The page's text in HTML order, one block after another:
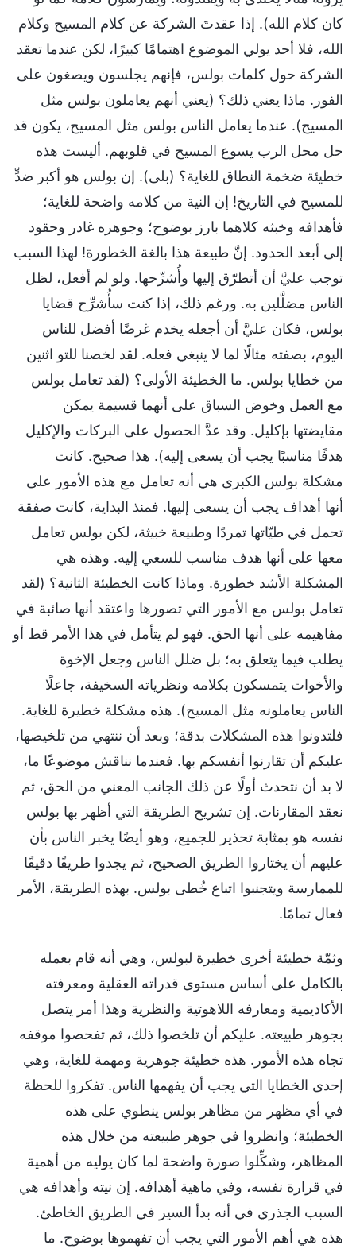
كان كلام الله). إذا عقدتَ الشركة عن كلام المسيح وكلام
الله، فلا أحد يولي الموضوع اهتمامًا كبيرًا، لكن عندما تعقد
الشركة حول كلمات بولس، فإنهم يجلسون ويصغون على
الفور. ماذا يعني ذلك؟ (يعني أنهم يعاملون بولس مثل
المسيح). عندما يعامل الناس بولس مثل المسيح، يكون قد
حل محل الرب يسوع المسيح في قلوبهم. أليست هذه
خطيئة ضخمة النطاق للغاية؟ (بلى). إن بولس هو أكبر ضدٍّ
للمسيح في التاريخ! إن النية من كلامه واضحة للغاية؛
فأهدافه وخبثه كلاهما بارز بوضوح؛ وجوهره غادر وحقود
إلى أبعد الحدود. إنَّ طبيعة هذا بالغة الخطورة! لهذا السبب
توجب عليَّ أن أتطرّق إليها وأُشرِّحها. ولو لم أفعل، لظل
الناس مضلَّلين به. ورغم ذلك، إذا كنت سأُشرِّح قضايا
بولس، فكان عليَّ أن أجعله يخدم غرضًا أفضل للناس
اليوم، بصفته مثالًا لما لا ينبغي فعله. لقد لخصنا للتو اثنين
من خطايا بولس. ما الخطيئة الأولى؟ (لقد تعامل بولس
مع العمل وخوض السباق على أنهما قسيمة يمكن
مقايضتها بإكليل. وقد عدَّ الحصول على البركات والإكليل
هدفًا مناسبًا يجب أن يسعى إليه). هذا صحيح. كانت
مشكلة بولس الكبرى هي أنه تعامل مع هذه الأمور على
أنها أهداف يجب أن يسعى إليها. فمنذ البداية، كانت صفقة
تحمل في طيّاتها تمردًا وطبيعة خبيثة، لكن بولس تعامل
معها على أنها هدف مناسب للسعي إليه. وهذه هي
المشكلة الأشد خطورة. وماذا كانت الخطيئة الثانية؟ (لقد
تعامل بولس مع الأمور التي تصورها واعتقد أنها صائبة في
مفاهيمه على أنها الحق. فهو لم يتأمل في هذا الأمر قط أو
يطلب فيما يتعلق به؛ بل ضلل الناس وجعل الإخوة
والأخوات يتمسكون بكلامه ونظرياته السخيفة، جاعلًا
الناس يعاملونه مثل المسيح). هذه مشكلة خطيرة للغاية.
فلتدونوا هذه المشكلات بدقة؛ وبعد أن ننتهي من تلخيصها،
عليكم أن تقارنوا أنفسكم بها. فعندما نناقش موضوعًا ما،
لا بد أن نتحدث أولًا عن ذلك الجانب المعني من الحق، ثم
نعقد المقارنات. إن تشريح الطريقة التي أظهر بها بولس
نفسه هو بمثابة تحذير للجميع، وهو أيضًا يخبر الناس بأن
عليهم أن يختاروا الطريق الصحيح، ثم يجدوا طريقًا دقيقًا
للممارسة ويتجنبوا اتباع خُطى بولس. بهذه الطريقة، الأمر
فعال تمامًا.
وثمّة خطيئة أخرى خطيرة لبولس، وهي أنه قام بعمله
بالكامل على أساس مستوى قدراته العقلية ومعرفته
الأكاديمية ومعارفه اللاهوتية والنظرية وهذا أمر يتصل
بجوهر طبيعته. عليكم أن تلخصوا ذلك، ثم تفحصوا موقفه
تجاه هذه الأمور. هذه خطيئة جوهرية ومهمة للغاية، وهي
إحدى الخطايا التي يجب أن يفهمها الناس. تفكروا للحظة
في أي مظهر من مظاهر بولس ينطوي على هذه
الخطيئة؛ وانظروا في جوهر طبيعته من خلال هذه
المظاهر، وشكِّلوا صورة واضحة لما كان يوليه من أهمية
في قرارة نفسه، وفي ماهية أهدافه. إن نيته وأهدافه هي
السبب الجذري في أنه بدأ السير في الطريق الخاطئ.
هذه هي أهم الأمور التي يجب أن تفهموها بوضوح. ما